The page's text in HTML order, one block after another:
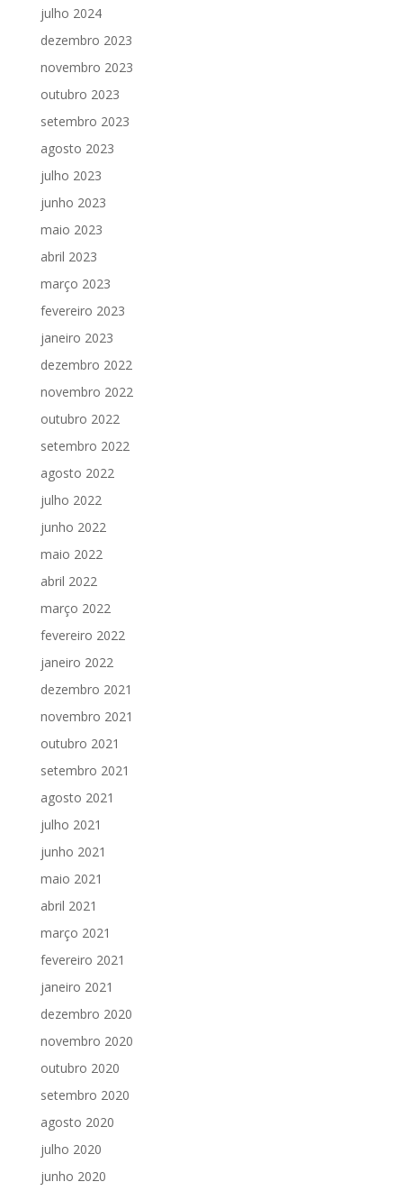
julho 2024
dezembro 2023
novembro 2023
outubro 2023
setembro 2023
agosto 2023
julho 2023
junho 2023
maio 2023
abril 2023
março 2023
fevereiro 2023
janeiro 2023
dezembro 2022
novembro 2022
outubro 2022
setembro 2022
agosto 2022
julho 2022
junho 2022
maio 2022
abril 2022
março 2022
fevereiro 2022
janeiro 2022
dezembro 2021
novembro 2021
outubro 2021
setembro 2021
agosto 2021
julho 2021
junho 2021
maio 2021
abril 2021
março 2021
fevereiro 2021
janeiro 2021
dezembro 2020
novembro 2020
outubro 2020
setembro 2020
agosto 2020
julho 2020
junho 2020